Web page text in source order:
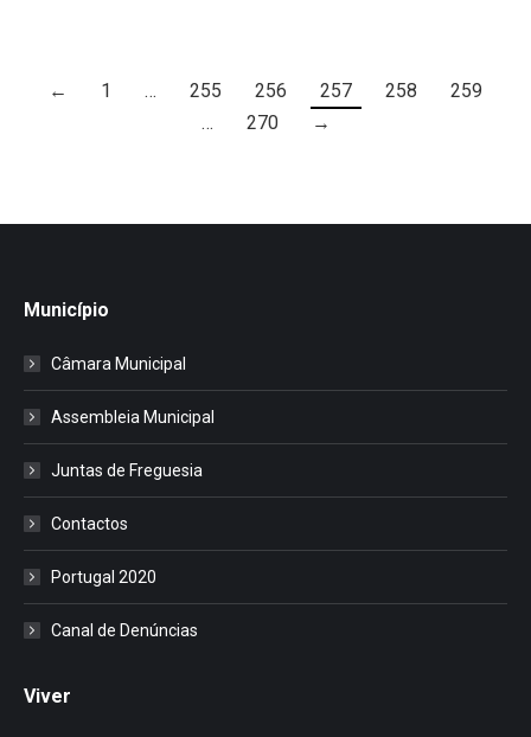
← 1 … 255 256 257 258
259
…
270 →
Município
Câmara Municipal
Assembleia Municipal
Juntas de Freguesia
Contactos
Portugal 2020
Canal de Denúncias
Viver